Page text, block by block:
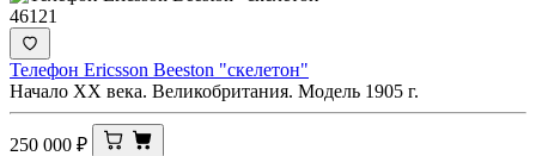
46121
Телефон Ericsson Beeston "скелетон"
Начало XX века. Великобритания. Модель 1905 г.
250 000 ₽